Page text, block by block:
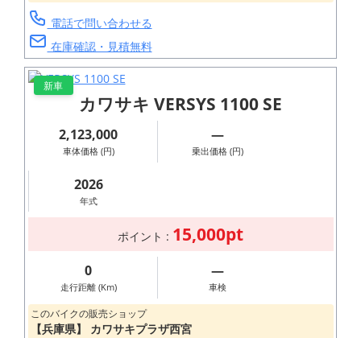
電話で問い合わせる
在庫確認・見積無料
新車
カワサキ VERSYS 1100 SE
2,123,000
車体価格 (円)
―
乗出価格 (円)
2026
年式
ポイント : 15,000pt
0
走行距離 (Km)
―
車検
このバイクの販売ショップ
【兵庫県】 カワサキプラザ西宮